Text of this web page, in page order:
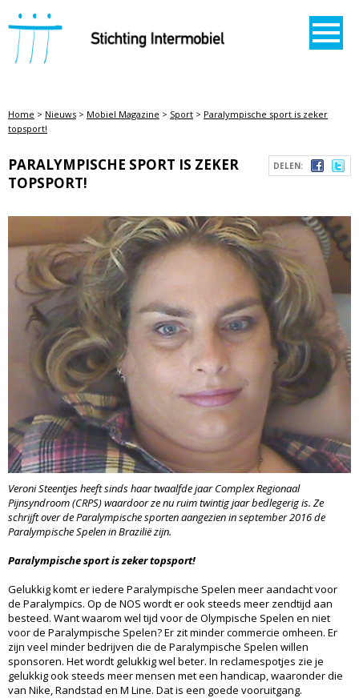
STICHTING INTERMOBIEL
Home > Nieuws > Mobiel Magazine > Sport > Paralympische sport is zeker
topsport!
DELEN:
PARALYMPISCHE SPORT IS ZEKER
TOPSPORT!
Veroni Steentjes heeft sinds haar twaalfde jaar Complex Regionaal
Pijnsyndroom (CRPS) waardoor ze nu ruim twintig jaar bedlegerig is. Ze
schrijft over de Paralympische sporten aangezien in september 2016 de
Paralympische Spelen in Brazilië zijn.
Paralympische sport is zeker topsport!
Gelukkig komt er iedere Paralympische Spelen meer aandacht voor
de Paralympics. Op de NOS wordt er ook steeds meer zendtijd aan
besteed. Want waarom wel tijd voor de Olympische Spelen en niet
voor de Paralympische Spelen? Er zit minder commercie omheen. Er
zijn veel minder bedrijven die de Paralympische Spelen willen
sponsoren. Het wordt gelukkig wel beter. In reclamespotjes zie je
gelukkig ook steeds meer mensen met een handicap, waaronder die
van Nike, Randstad en M Line. Dat is een goede vooruitgang.